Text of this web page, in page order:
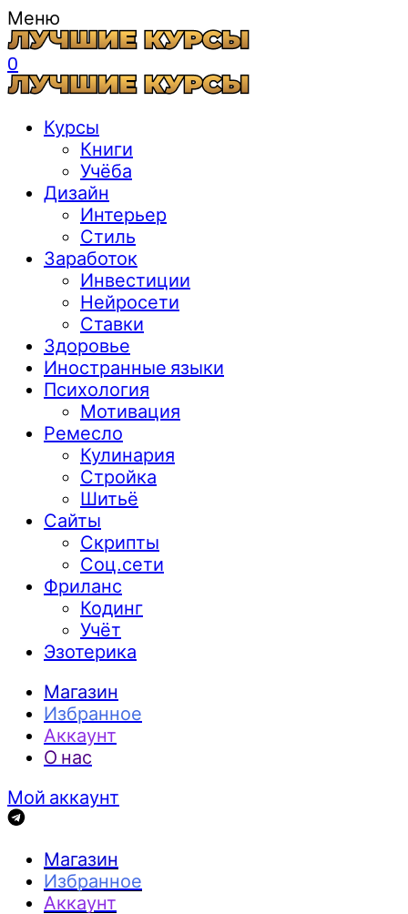
Меню
0
Курсы
Книги
Учёба
Дизайн
Интерьер
Стиль
Заработок
Инвестиции
Нейросети
Ставки
Здоровье
Иностранные языки
Психология
Мотивация
Ремесло
Кулинария
Стройка
Шитьё
Сайты
Скрипты
Соц.сети
Фриланс
Кодинг
Учёт
Эзотерика
Магазин
Избранное
Аккаунт
О нас
Мой аккаунт
Магазин
Избранное
Аккаунт